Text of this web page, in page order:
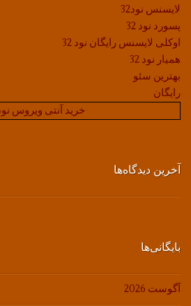
لایسنس نود32
پسورد نود 32
اوکلی لایسنس رایگان نود 32
همیار نود 32
بهترین سئو
رایگان
خرید آنتی ویروس نود
آخرین دیدگاه‌ها
بایگانی‌ها
آگوست 2026